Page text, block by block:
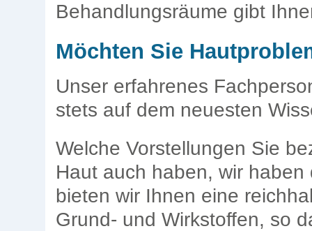
Behandlungsräume gibt
Möchten Sie
Unser erfahrenes
stets auf dem neuesten
Welche Vorstellungen Sie
Haut auch haben, wir
bieten wir Ihnen eine
Grund- und Wirkstoffen, so